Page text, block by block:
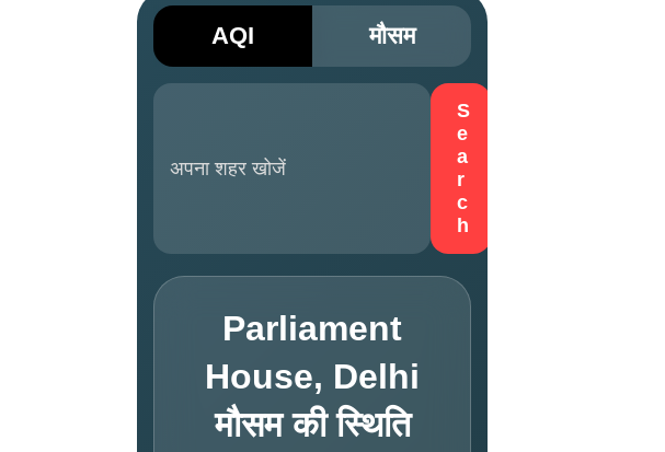
AQI मौसम
S
e
a
r
c
h
Parliament
House, Delhi
मौसम की स्थिति